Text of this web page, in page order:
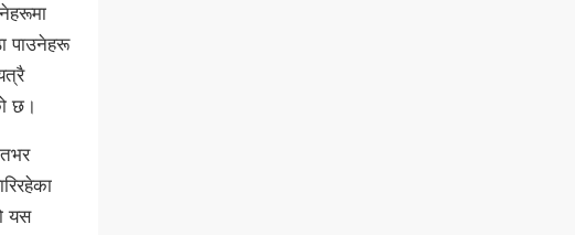
पाउनेहरू
छ।
यस